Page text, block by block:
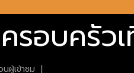
อบครัวเ
ผู้เข้าชม |